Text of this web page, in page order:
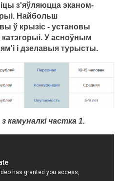
з'яўляюцца эканом-
Найбольш
ў крызіс - установы
катэгорыі. У асноўным
і дзелавыя турысты.
камуналкі частка 1.